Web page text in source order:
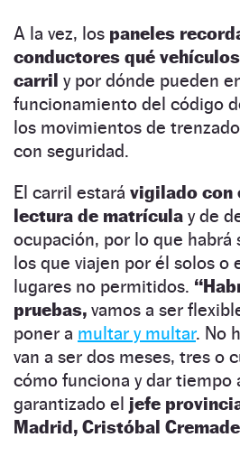
A la vez, los paneles
conductores qué
carril y por dónde pueden
funcionamiento del código
los movimientos de
con seguridad.
El carril estará vigilado con
lectura de matrícula y de
ocupación, por lo que habrá
los que viajen por él solos o
lugares no permitidos.
pruebas, vamos a ser
poner a multar y multar. No
van a ser dos meses, tres o
cómo funciona y dar tiempo
garantizado el jefe
Madrid, Cristóbal